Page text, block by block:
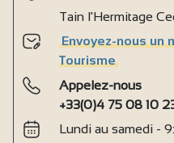
Tain l'Hermitage
Envoyez-nous un
Tourisme
Appelez-nous
+33(0)4 75 08 10
Lundi au samedi -